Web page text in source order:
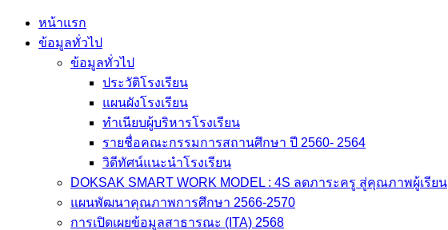
Skip
หน้าแรก
ข้อมูลทั่วไป
ข้อมูลทั่วไป
ประวัติโรงเรียน
แผนผังโรงเรียน
ทำเนียบผู้บริหารโรงเรียน
รายชื่อคณะกรรมการสถานศึกษา ปี 2560- 2564
วิดีทัศน์แนะนำโรงเรียน
DOKSAK SMART WORK MODEL : 4S ลดภาระครู สู่คุณภาพผู้เรียน
แผนพัฒนาคุณภาพการศึกษา 2566-2570
การเปิดเผยข้อมูลสาธารณะ (ITA) 2568